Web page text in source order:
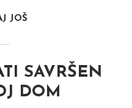
JOŠ
SAVRŠEN
DOM